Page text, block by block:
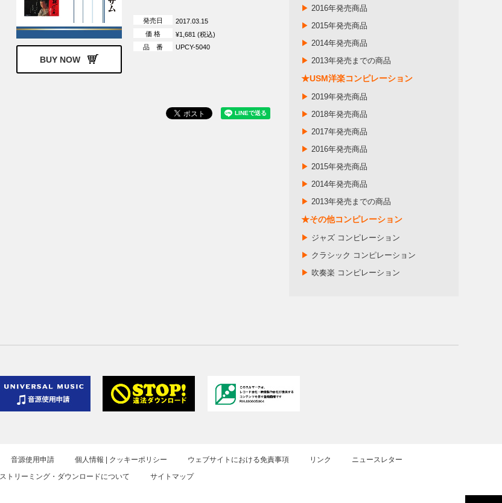
BUY NOW
発売日
2017.03.15
価 格
¥1,681 (税込)
品 番
UPCY-5040
▶ 2016年発売商品
▶ 2015年発売商品
▶ 2014年発売商品
▶ 2013年発売までの商品
★USM洋楽コンピレーション
▶ 2019年発売商品
▶ 2018年発売商品
▶ 2017年発売商品
▶ 2016年発売商品
▶ 2015年発売商品
▶ 2014年発売商品
▶ 2013年発売までの商品
★その他コンピレーション
▶ ジャズ コンピレーション
▶ クラシック コンピレーション
▶ 吹奏楽 コンピレーション
音源使用申請 個人情報 | クッキーポリシー ウェブサイトにおける免責事項 リンク ニュースレター
ストリーミング・ダウンロードについて サイトマップ